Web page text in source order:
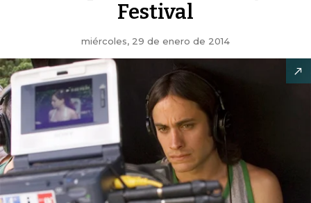
Festival
miércoles, 29 de enero de 2014